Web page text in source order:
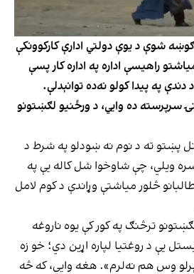
شوې د یوې دولتي ادارې کارکوونکې
راهیسې اداره په اداره کار پسې
په پیدا کولو نه‌ده توانېدلې.
سرپرسته ده وایي، د ورځنیو لګښتونو
پښتو ته د نوم نه ښودلو په شرط د
سره ویلي، چې شاوخوا شل کاله یې په
څلور میاشتې وړاندې د کوم لامل
ترڅنګ په کور کې یوه ناروغه
یې د روغتیا لپاره اړین دي؛ خو زه
وس هم نه‌لرم». هغه وایي، که څه